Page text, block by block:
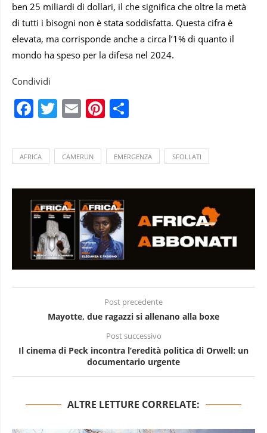
ben 25 miliardi di dollari, il che significa che oltre la metà
di tutti i bisogni non è stata soddisfatta. Questa cifra è
elevata, ma corrisponde anche a circa l’1% di quanto il
mondo ha speso per la difesa nel 2024.
Condividi
Facebook
Twitter
EmailPinterest
AFRICA CAMERUN EMERGENZA SFOLLATI
Post precedente
Mayotte, due ragazzi si allenano alla boxe
Post successivo
Il cinema di Peck incontra l’eredità politica di Orwell: un
documentario urgente
ALTRE LETTURE CORRELATE: